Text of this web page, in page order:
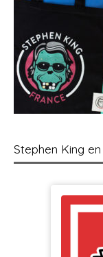
Stephen King